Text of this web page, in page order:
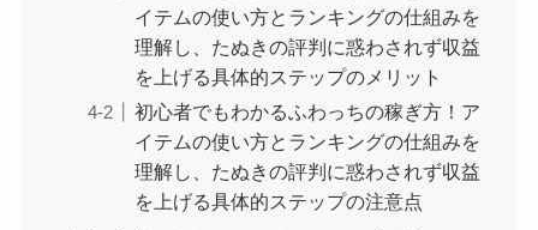
イテムの使い方とランキングの仕組みを
理解し、たぬきの評判に惑わされず収益
を上げる具体的ステップのメリット
初心者でもわかるふわっちの稼ぎ方！ア
イテムの使い方とランキングの仕組みを
理解し、たぬきの評判に惑わされず収益
を上げる具体的ステップの注意点